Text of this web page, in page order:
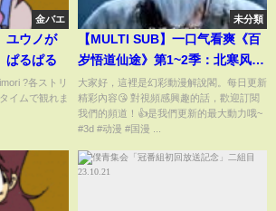
金バエ
ユウノが
るぱる
?各ストリ
イムで観れま
未分類
【MULTI SUB】一口气看爽《百
岁悟道仙途》第1~2季：北寒风百
岁寿辰将至，测灵玉佩意外激
活，暴露万载难遇的顶级天灵
根，逆袭开启修仙路。
大家好，這裡是幻彩動漫解說閣。每日更新
精彩內容😘 對視頻感興趣的話，歡迎訂閱
我們的頻道！👍是我們更新的最大動力哦~
#3d #动漫 #国漫 ...